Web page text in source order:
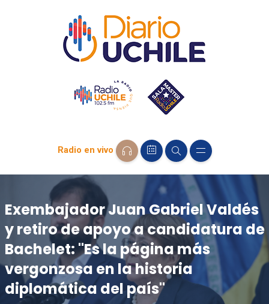
Radio en vivo
Exembajador Juan Gabriel Valdés
y retiro de apoyo a candidatura de
Bachelet: "Es la página más
vergonzosa en la historia
diplomática del país"